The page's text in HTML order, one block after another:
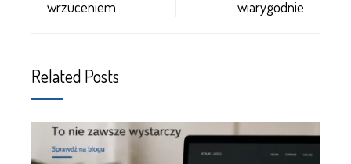
wrzuceniem
wiarygodnie
Related Posts